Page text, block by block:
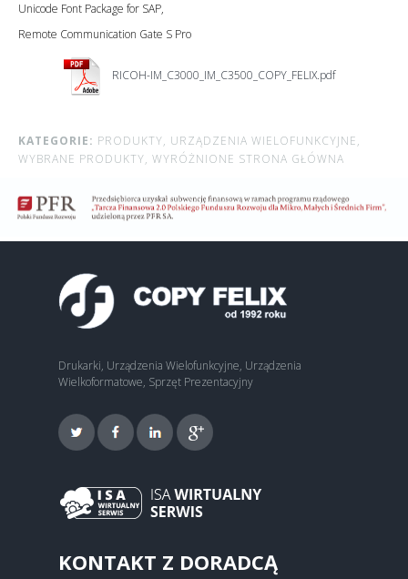
Unicode Font Package for SAP,
Remote Communication Gate S Pro
RICOH-IM_C3000_IM_C3500_COPY_FELIX.pdf
KATEGORIE: PRODUKTY, URZĄDZENIA WIELOFUNKCYJNE,
WYBRANE PRODUKTY, WYRÓŻNIONE STRONA GŁÓWNA
Drukarki, Urządzenia Wielofunkcyjne, Urządzenia
Wielkoformatowe, Sprzęt Prezentacyjny
KONTAKT Z DORADCĄ